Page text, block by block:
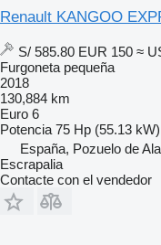
Renault KANGOO
S/ 585.80 EUR 150 ≈
Furgoneta pequeña
2018
130,884 km
Euro 6
Potencia 75 Hp (55.13 kW)
España, Pozuelo de
Escrapalia
Contacte con el vendedor